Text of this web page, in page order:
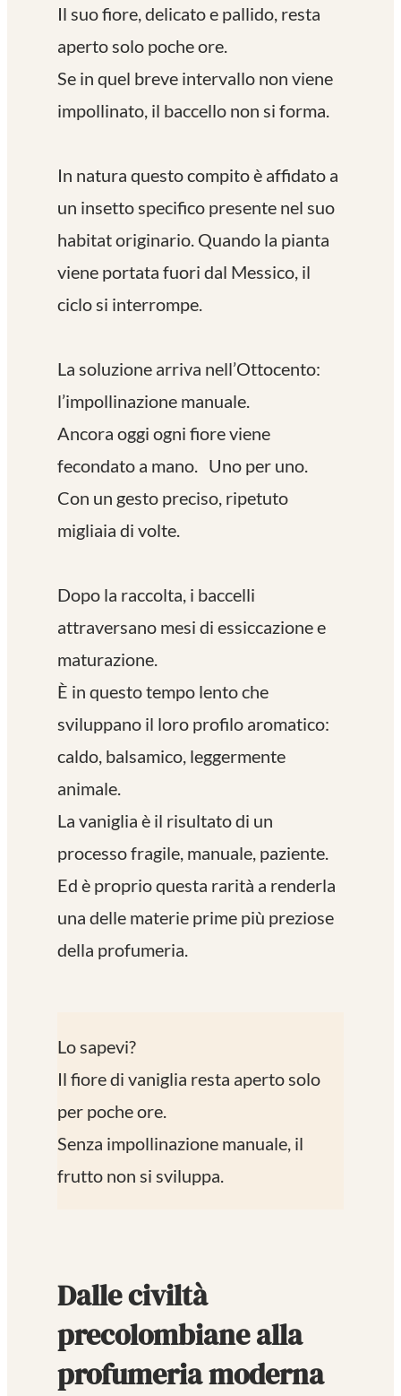
Il suo fiore, delicato e pallido, resta
aperto solo poche ore.
Se in quel breve intervallo non viene
impollinato, il baccello non si forma.
In natura questo compito è affidato a
un insetto specifico presente nel suo
habitat originario. Quando la pianta
viene portata fuori dal Messico, il
ciclo si interrompe.
La soluzione arriva nell’Ottocento:
l’impollinazione manuale.
Ancora oggi ogni fiore viene
fecondato a mano. Uno per uno.
Con un gesto preciso, ripetuto
migliaia di volte.
Dopo la raccolta, i baccelli
attraversano mesi di essiccazione e
maturazione.
È in questo tempo lento che
sviluppano il loro profilo aromatico:
caldo, balsamico, leggermente
animale.
La vaniglia è il risultato di un
processo fragile, manuale, paziente.
Ed è proprio questa rarità a renderla
una delle materie prime più preziose
della profumeria.
Lo sapevi?
Il fiore di vaniglia resta aperto solo
per poche ore.
Senza impollinazione manuale, il
frutto non si sviluppa.
Dalle civiltà
precolombiane alla
profumeria moderna